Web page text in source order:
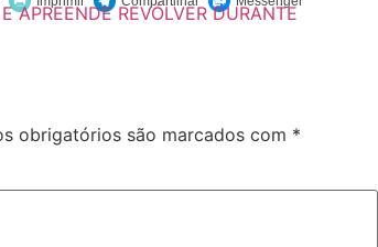
APREENDE REVÓLVER DURANTE
obrigatórios são marcados com *